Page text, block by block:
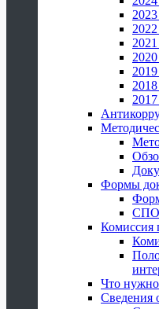
Формы
СПО
Комиссия
Что
Сведения